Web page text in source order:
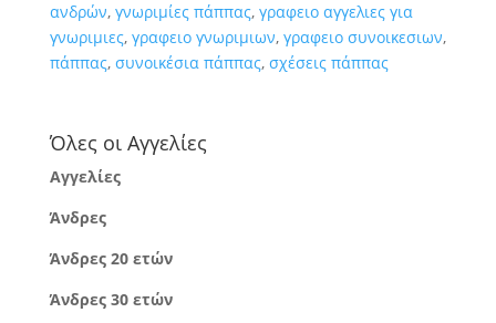
ανδρών, γνωριμίες πάππας, γραφειο αγγελιες για
γνωριμιες, γραφειο γνωριμιων, γραφειο συνοικεσιων,
πάππας, συνοικέσια πάππας, σχέσεις πάππας
Όλες οι Αγγελίες
Αγγελίες
Άνδρες
Άνδρες 20 ετών
Άνδρες 30 ετών